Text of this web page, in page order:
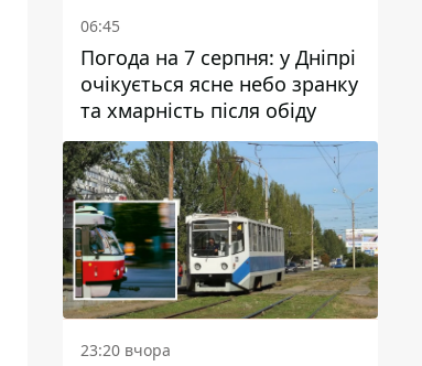
06:45
Погода на 7 серпня: у Дніпрі
очікується ясне небо зранку
та хмарність після обіду
23:20 вчора